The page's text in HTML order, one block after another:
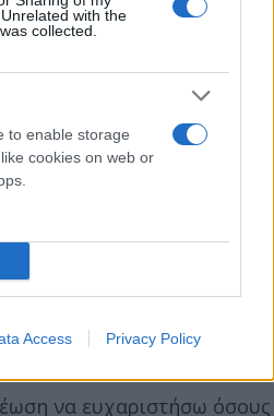
with the
collected.
to enable storage
cookies on web or
Access Privacy Policy
να ευχαριστήσω όσους